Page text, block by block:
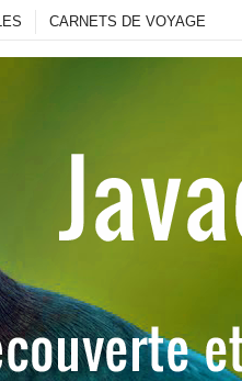
CARNETS DE VOYAGE